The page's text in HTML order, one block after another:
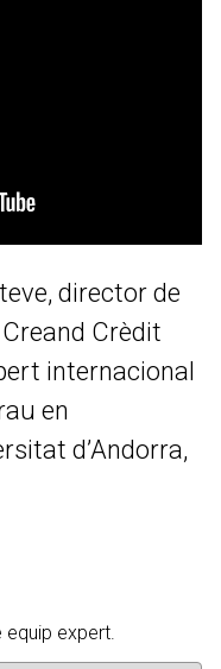
director de
Crèdit
internacional
en
d’Andorra,
equip expert.